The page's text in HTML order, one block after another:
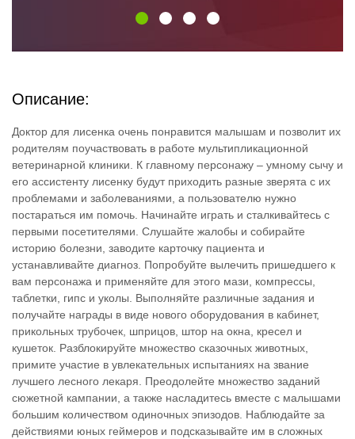
Описание:
Доктор для лисенка очень понравится малышам и позволит их
родителям поучаствовать в работе мультипликационной
ветеринарной клиники. К главному персонажу – умному сычу и
его ассистенту лисенку будут приходить разные зверята с их
проблемами и заболеваниями, а пользователю нужно
постараться им помочь. Начинайте играть и сталкивайтесь с
первыми посетителями. Слушайте жалобы и собирайте
историю болезни, заводите карточку пациента и
устанавливайте диагноз. Попробуйте вылечить пришедшего к
вам персонажа и применяйте для этого мази, компрессы,
таблетки, гипс и уколы. Выполняйте различные задания и
получайте награды в виде нового оборудования в кабинет,
прикольных трубочек, шприцов, штор на окна, кресел и
кушеток. Разблокируйте множество сказочных животных,
примите участие в увлекательных испытаниях на звание
лучшего лесного лекаря. Преодолейте множество заданий
сюжетной кампании, а также насладитесь вместе с малышами
большим количеством одиночных эпизодов. Наблюдайте за
действиями юных геймеров и подсказывайте им в сложных